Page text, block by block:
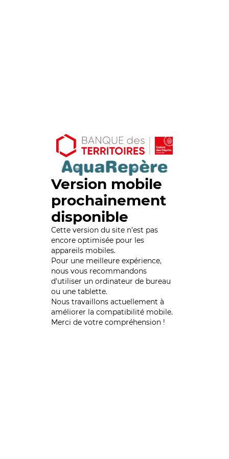
Version mobile
prochainement
disponible
Cette version du site n’est pas
encore optimisée pour les
appareils mobiles.
Pour une meilleure expérience,
nous vous recommandons
d'utiliser un ordinateur de bureau
ou une tablette.
Nous travaillons actuellement à
améliorer la compatibilité mobile.
Merci de votre compréhension !